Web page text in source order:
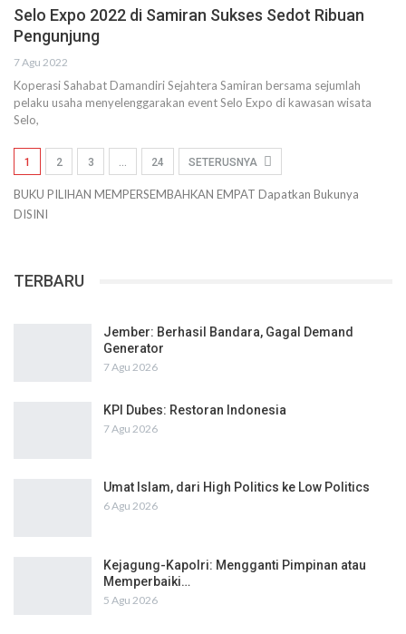
Selo Expo 2022 di Samiran Sukses Sedot Ribuan
Pengunjung
7 Agu 2022
Koperasi Sahabat Damandiri Sejahtera Samiran bersama sejumlah
pelaku usaha menyelenggarakan event Selo Expo di kawasan wisata
Selo,
1 2 3 … 24 SETERUSNYA
BUKU PILIHAN MEMPERSEMBAHKAN EMPAT Dapatkan Bukunya
DISINI
TERBARU
Jember: Berhasil Bandara, Gagal Demand
Generator
7 Agu 2026
KPI Dubes: Restoran Indonesia
7 Agu 2026
Umat Islam, dari High Politics ke Low Politics
6 Agu 2026
Kejagung-Kapolri: Mengganti Pimpinan atau
Memperbaiki…
5 Agu 2026